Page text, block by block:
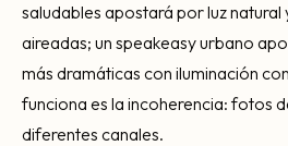
saludables apostará por luz
aireadas; un speakeasy urbano
más dramáticas con iluminación
funciona es la incoherencia: fotos
diferentes canales.